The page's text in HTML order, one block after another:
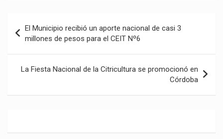
de
entradas
El Municipio recibió un aporte nacional de casi 3
millones de pesos para el CEIT Nº6
La Fiesta Nacional de la Citricultura se promocionó en
Córdoba